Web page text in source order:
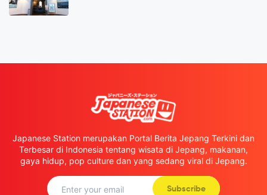
Japanese Station merupakan Portal Berita Jepang Terkini dan
Terbesar di Indonesia tentang wisata di Jepang, makanan,
gaya hidup, pop culture dan yang sedang viral di Jepang.
Subscribe